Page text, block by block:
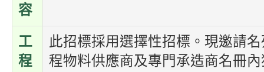
容
工
程
此招標採用選擇性招標。現邀請
程物料供應商及專門承造商名冊